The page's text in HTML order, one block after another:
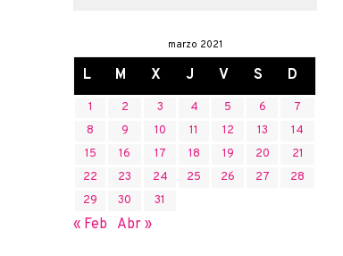
marzo 2021
L M X J V S D
1 2 3 4 5 6
7
8
9 10 11 12 13
14
15
16 17 18 19 20
21
22
23 24 25 26 27
28
29
30 31
« Feb Abr »